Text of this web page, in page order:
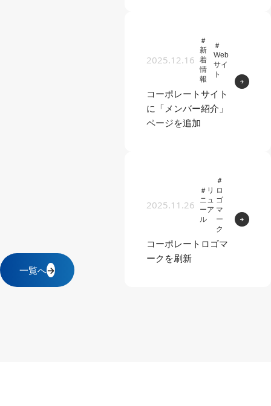
一覧へ→
2025.12.16
＃
新
着
情
報
＃
Web
サイ
ト
コーポレートサイト
に「メンバー紹介」
ページを追加
→
2025.11.26
＃リ
ニュ
ーア
ル
＃
ロ
ゴ
マ
ー
ク
コーポレートロゴマ
ークを刷新
→